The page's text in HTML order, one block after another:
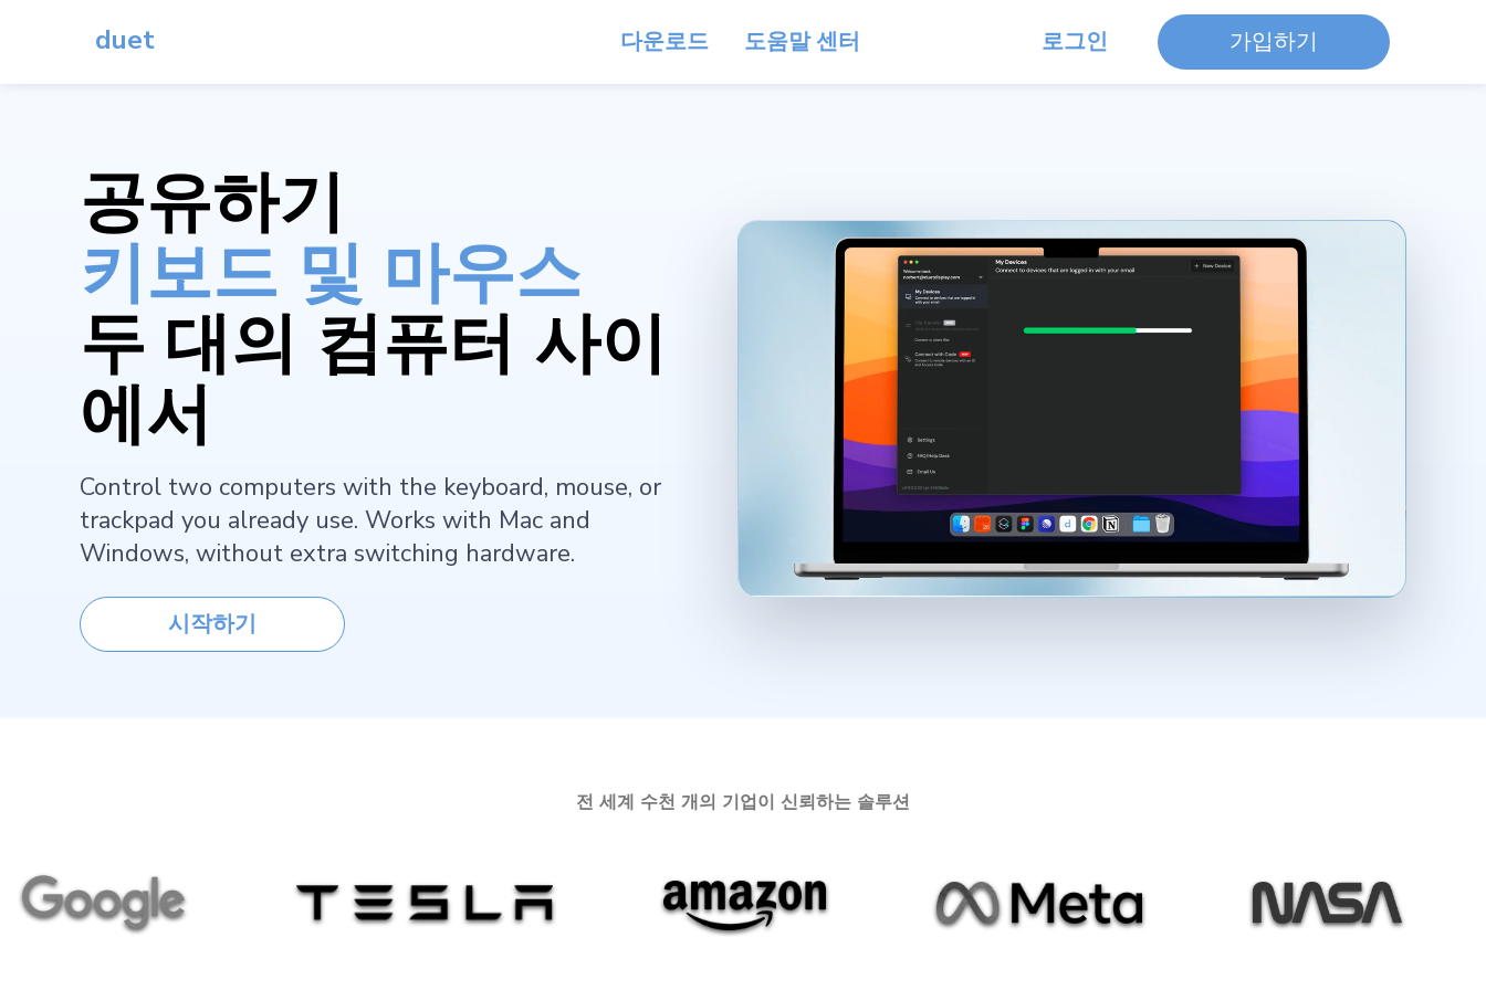
duet 다운로드 도움말 센터 로그인 가입하기
공유하기
키보드 및 마우스
두 대의 컴퓨터 사이
에서
Control two computers with the keyboard, mouse, or
trackpad you already use. Works with Mac and
Windows, without extra switching hardware.
시작하기
전 세계 수천 개의 기업이 신뢰하는 솔루션